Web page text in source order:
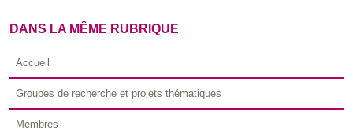
DANS LA MÊME RUBRIQUE
Accueil
Groupes de recherche et projets thématiques
Membres